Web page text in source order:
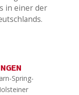
in einer der
Spring-